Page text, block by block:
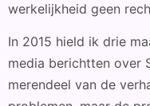
werkelijkheid geen
In 2015 hield ik drie
media berichtten over
merendeel van de